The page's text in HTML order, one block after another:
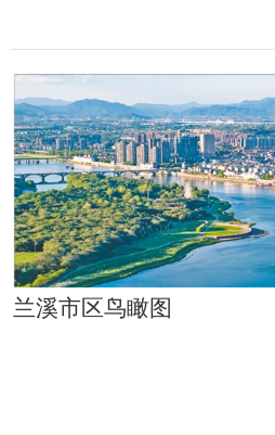
兰溪市区鸟瞰图